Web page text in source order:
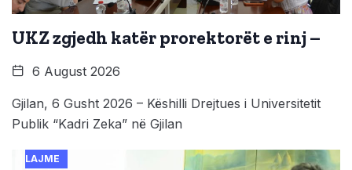
UKZ zgjedh katër prorektorët e rinj –
6 August 2026
Gjilan, 6 Gusht 2026 – Këshilli Drejtues i Universitetit
Publik “Kadri Zeka” në Gjilan
LAJME